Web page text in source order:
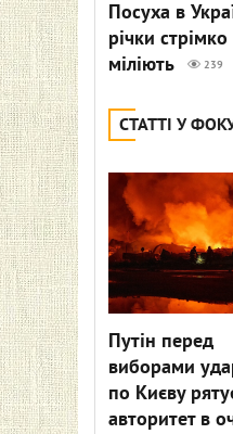
Посуха в
річки стрімко
міліють
239
СТАТТІ У
Путін перед
виборами
по Києву
авторитет в